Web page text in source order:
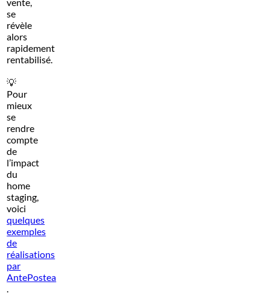
se
révèle
alors
rapidement
rentabilisé.
💡
Pour
mieux
se
rendre
compte
de
l’impact
du
home
staging,
voici
quelques
exemples
de
réalisations
par
AntePostea
.